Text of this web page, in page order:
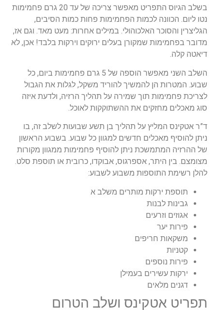
בשלב הגיוס התפריט מאפשר צריכה של עד 20 גרם פחמימות
נטו ליום. הכוונה לכמות הפחמימות פחות כמות הסיבים,
הגליצרין והסוכר האלכוהולי. במילים אחרות: מעט מאד. וגם אז,
מדובר בפחמימות שמקורן בעלים ירוקים וירקות בלבד! אכן, לא
דיאטה קלה.
השלב השני מאפשר הוספה של 5 גרם פחמימות ביום, כל
שבוע. המטרות הן להמשיך להוריד משקל, לגלות את הגבול
לצריכת פחמימות תוך שמירה על תהליך הרזיה, ולדעת איזה
סוג מאכלים מחזקים את ההשתוקקות לאוכל.
ד”ר אטקינס המליץ על תהליך בן תשע שבועות לשלב זה, בו
ניתן להוסיף מאכלים חדשים למגוון כל שבוע. בשבוע הראשון
של ההרזיה המתמשכת ניתן להוסיף פחמימות ממגוון מקורות
מצומצם. בין היתר, אספרגוס, אבוקדו, כרובית או תוספת סלט.
להלן רשימת התוספות משבוע לשבוע:
תוספת ירקות מותרים משלב א
גבינות לבנות
אגוזים וזרעים
פירות יער
משקאות חריפים
קטניות
פירות נוספים
ירקות עשירים בעמילן
דגנים מלאים
תפריט אטקינס ושלב הטרום